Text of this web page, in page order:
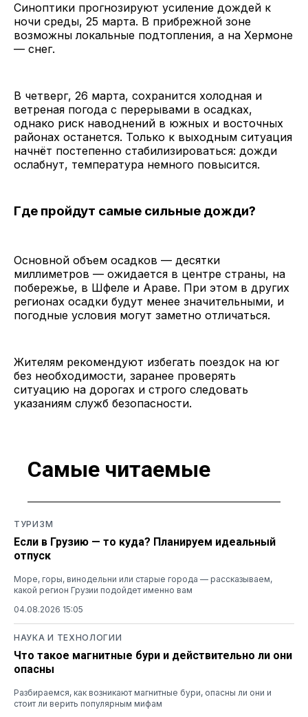
Синоптики прогнозируют усиление дождей к
ночи среды, 25 марта. В прибрежной зоне
возможны локальные подтопления, а на Хермоне
— снег.
В четверг, 26 марта, сохранится холодная и
ветреная погода с перерывами в осадках,
однако риск наводнений в южных и восточных
районах останется. Только к выходным ситуация
начнёт постепенно стабилизироваться: дожди
ослабнут, температура немного повысится.
Где пройдут самые сильные дожди?
Основной объем осадков — десятки
миллиметров — ожидается в центре страны, на
побережье, в Шфеле и Араве. При этом в других
регионах осадки будут менее значительными, и
погодные условия могут заметно отличаться.
Жителям рекомендуют избегать поездок на юг
без необходимости, заранее проверять
ситуацию на дорогах и строго следовать
указаниям служб безопасности.
Самые читаемые
ТУРИЗМ
Если в Грузию — то куда? Планируем идеальный
отпуск
Море, горы, винодельни или старые города — рассказываем,
какой регион Грузии подойдет именно вам
04.08.2026 15:05
НАУКА И ТЕХНОЛОГИИ
Что такое магнитные бури и действительно ли они
опасны
Разбираемся, как возникают магнитные бури, опасны ли они и
стоит ли верить популярным мифам